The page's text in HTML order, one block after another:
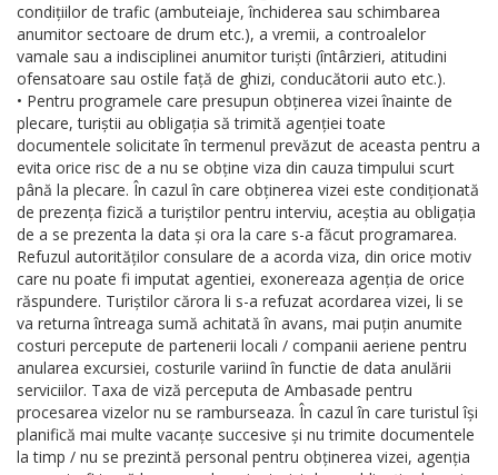
condițiilor de trafic (ambuteiaje, închiderea sau schimbarea
anumitor sectoare de drum etc.), a vremii, a controalelor
vamale sau a indisciplinei anumitor turiști (întârzieri, atitudini
ofensatoare sau ostile față de ghizi, conducătorii auto etc.).
• Pentru programele care presupun obținerea vizei înainte de
plecare, turiștii au obligația să trimită agenției toate
documentele solicitate în termenul prevăzut de aceasta pentru a
evita orice risc de a nu se obține viza din cauza timpului scurt
până la plecare. În cazul în care obținerea vizei este condiționată
de prezența fizică a turiștilor pentru interviu, aceștia au obligația
de a se prezenta la data și ora la care s-a făcut programarea.
Refuzul autorităților consulare de a acorda viza, din orice motiv
care nu poate fi imputat agentiei, exonereaza agenția de orice
răspundere. Turiștilor cărora li s-a refuzat acordarea vizei, li se
va returna întreaga sumă achitată în avans, mai puțin anumite
costuri percepute de partenerii locali / companii aeriene pentru
anularea excursiei, costurile variind în functie de data anulării
serviciilor. Taxa de viză perceputa de Ambasade pentru
procesarea vizelor nu se ramburseaza. În cazul în care turistul își
planifică mai multe vacanțe succesive și nu trimite documentele
la timp / nu se prezintă personal pentru obținerea vizei, agenția